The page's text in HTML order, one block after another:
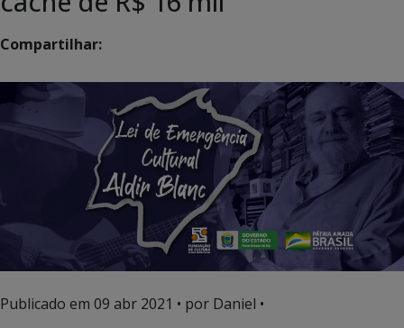
Compartilhar:
Publicado em 09 abr 2021 • por Daniel •